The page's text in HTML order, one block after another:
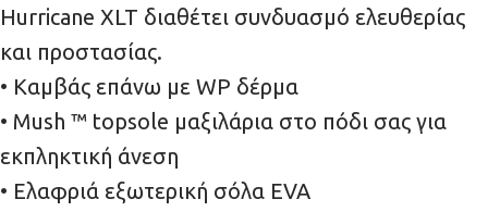
Hurricane XLT διαθέτει συνδυασμό ελευθερίας
και προστασίας.
• Καμβάς επάνω με WP δέρμα
• Mush ™ topsole μαξιλάρια στο πόδι σας για
εκπληκτική άνεση
• Ελαφριά εξωτερική σόλα EVA